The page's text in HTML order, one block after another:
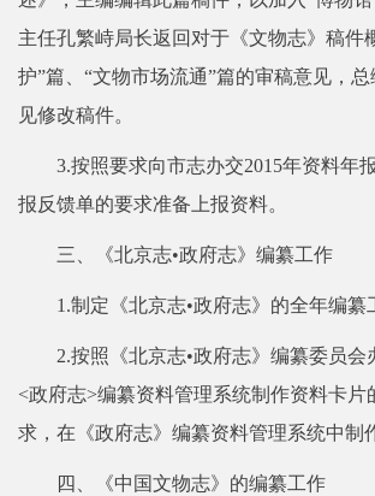
主任孔繁峙局长返回对于《文物志》稿件
护”篇、“文物市场流通”篇的审稿意见，
见修改稿件。
3.按照要求向市志办交2015年资料年
报反馈单的要求准备上报资料。
三、《北京志•政府志》编纂工作
1.制定《北京志•政府志》的全年编纂
2.按照《北京志•政府志》编纂委员会
<政府志>编纂资料管理系统制作资料卡片
求，在《政府志》编纂资料管理系统中制
四、《中国文物志》的编纂工作